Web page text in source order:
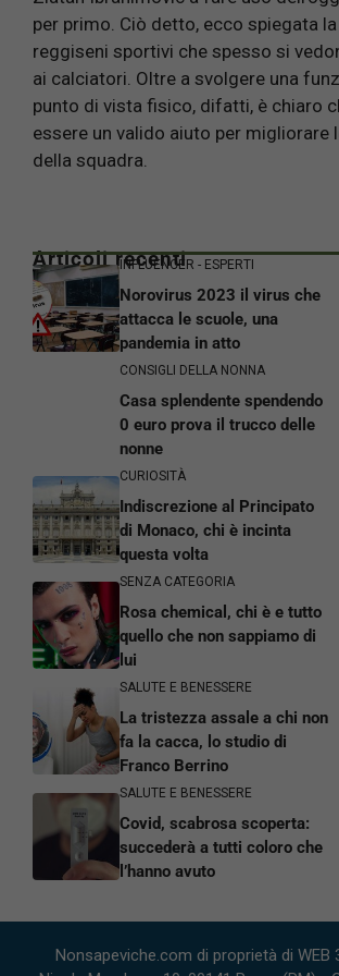
per primo. Ciò detto, ecco spiegata
reggiseni sportivi che spesso si
ai calciatori. Oltre a svolgere una
punto di vista fisico, difatti, è chiaro
essere un valido aiuto per migliorare
della squadra.
Articoli recentiINFLUENCER - ESPERTI
Norovirus 2023 il virus che
attacca le scuole, una
pandemia in atto
CONSIGLI DELLA NONNA
Casa splendente spendendo
0 euro prova il trucco delle
nonne
CURIOSITÀ
Indiscrezione al Principato
di Monaco, chi è incinta
questa volta
SENZA CATEGORIA
Rosa chemical, chi è e tutto
quello che non sappiamo di
lui
SALUTE E BENESSERE
La tristezza assale a chi non
fa la cacca, lo studio di
Franco Berrino
SALUTE E BENESSERE
Covid, scabrosa scoperta:
succederà a tutti coloro che
l’hanno avuto
Nonsapeviche.com di proprietà di WEB